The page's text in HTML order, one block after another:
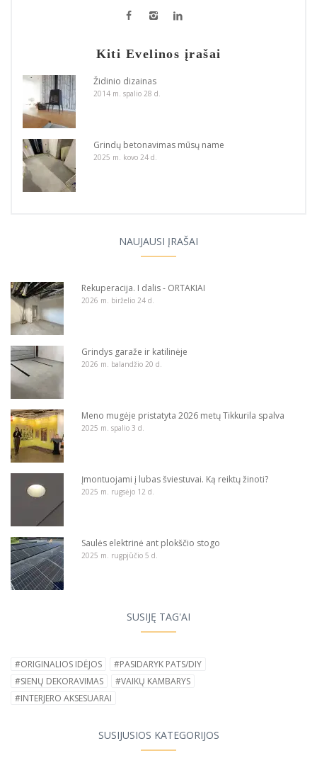
NAUJAUSI ĮRAŠAI
Rekuperacija. I dalis - ORTAKIAI
2026 m. birželio 24 d.
Grindys garaže ir katilinėje
2026 m. balandžio 20 d.
Meno mugėje pristatyta 2026 metų Tikkurila spalva
2025 m. spalio 3 d.
Įmontuojami į lubas šviestuvai. Ką reiktų žinoti?
2025 m. rugsėjo 12 d.
Saulės elektrinė ant plokščio stogo
2025 m. rugpjūčio 5 d.
SUSIJĘ TAG'AI
#ORIGINALIOS IDĖJOS
#PASIDARYK PATS/DIY
#SIENŲ DEKORAVIMAS
#VAIKŲ KAMBARYS
#INTERJERO AKSESUARAI
SUSIJUSIOS KATEGORIJOS
Kiti Evelinos įrašai
Židinio dizainas
2014 m. spalio 28 d.
Grindų betonavimas mūsų name
2025 m. kovo 24 d.